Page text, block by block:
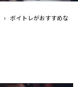
› ボイトレがおすすめな